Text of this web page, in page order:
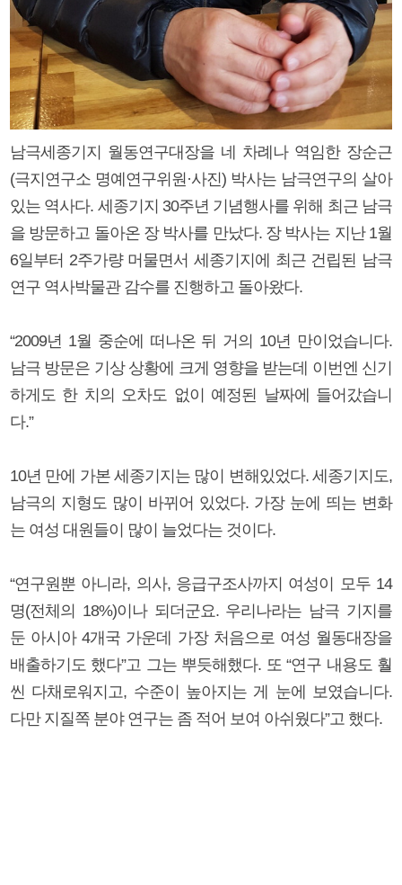
남극세종기지 월동연구대장을 네 차례나 역임한 장순근
(극지연구소 명예연구위원·사진) 박사는 남극연구의 살아
있는 역사다. 세종기지 30주년 기념행사를 위해 최근 남극
을 방문하고 돌아온 장 박사를 만났다. 장 박사는 지난 1월
6일부터 2주가량 머물면서 세종기지에 최근 건립된 남극
연구 역사박물관 감수를 진행하고 돌아왔다.
“2009년 1월 중순에 떠나온 뒤 거의 10년 만이었습니다.
남극 방문은 기상 상황에 크게 영향을 받는데 이번엔 신기
하게도 한 치의 오차도 없이 예정된 날짜에 들어갔습니
다.”
10년 만에 가본 세종기지는 많이 변해있었다. 세종기지도,
남극의 지형도 많이 바뀌어 있었다. 가장 눈에 띄는 변화
는 여성 대원들이 많이 늘었다는 것이다.
“연구원뿐 아니라, 의사, 응급구조사까지 여성이 모두 14
명(전체의 18%)이나 되더군요. 우리나라는 남극 기지를
둔 아시아 4개국 가운데 가장 처음으로 여성 월동대장을
배출하기도 했다”고 그는 뿌듯해했다. 또 “연구 내용도 훨
씬 다채로워지고, 수준이 높아지는 게 눈에 보였습니다.
다만 지질쪽 분야 연구는 좀 적어 보여 아쉬웠다”고 했다.